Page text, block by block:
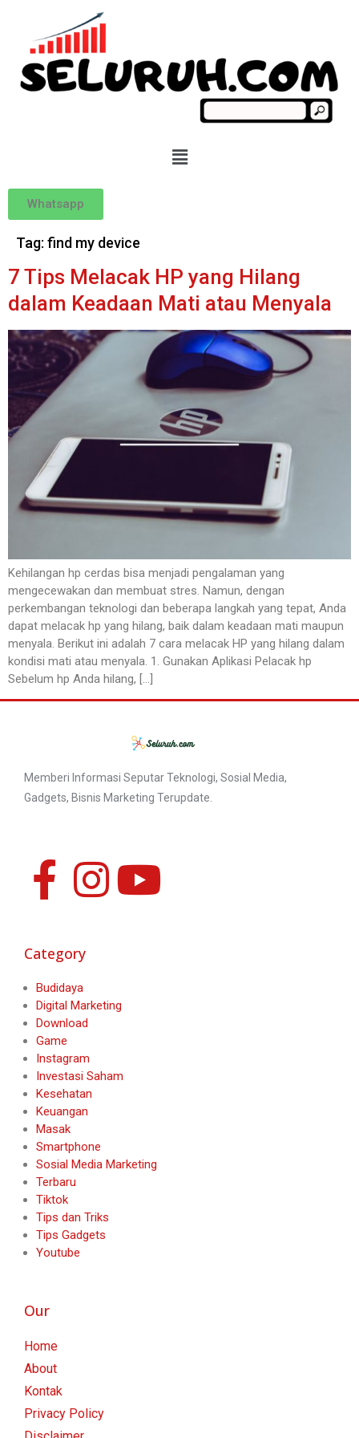
Whatsapp
Tag: find my device
7 Tips Melacak HP yang Hilang
dalam Keadaan Mati atau Menyala
Kehilangan hp cerdas bisa menjadi pengalaman yang
mengecewakan dan membuat stres. Namun, dengan
perkembangan teknologi dan beberapa langkah yang tepat, Anda
dapat melacak hp yang hilang, baik dalam keadaan mati maupun
menyala. Berikut ini adalah 7 cara melacak HP yang hilang dalam
kondisi mati atau menyala. 1. Gunakan Aplikasi Pelacak hp
Sebelum hp Anda hilang, […]
Memberi Informasi Seputar Teknologi, Sosial Media,
Gadgets, Bisnis Marketing Terupdate.
Category
Budidaya
Digital Marketing
Download
Game
Instagram
Investasi Saham
Kesehatan
Keuangan
Masak
Smartphone
Sosial Media Marketing
Terbaru
Tiktok
Tips dan Triks
Tips Gadgets
Youtube
Our
Home
About
Kontak
Privacy Policy